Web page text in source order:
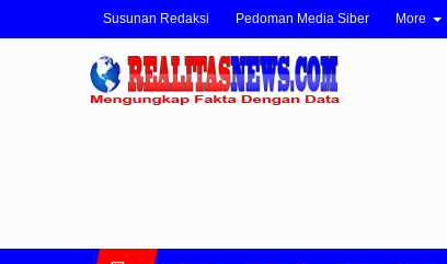
Susunan Redaksi Pedoman Media Siber More